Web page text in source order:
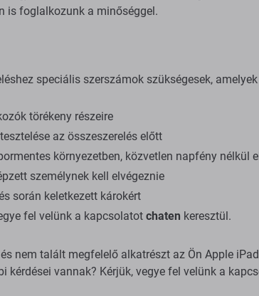
is foglalkozunk a minőséggel.
speciális szerszámok szükségesek, amelyek
törékeny részeire
az összeszerelés előtt
környezetben, közvetlen napfény nélkül
személynek kell elvégeznie
során keletkezett károkért
fel velünk a kapcsolatot chaten keresztül.
nem talált megfelelő alkatrészt az Ön Apple
kérdései vannak? Kérjük, vegye fel velünk a